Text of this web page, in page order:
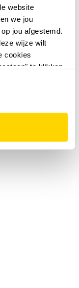
website
we jou
jou afgestemd.
wijze wilt
cookies
te klikken.